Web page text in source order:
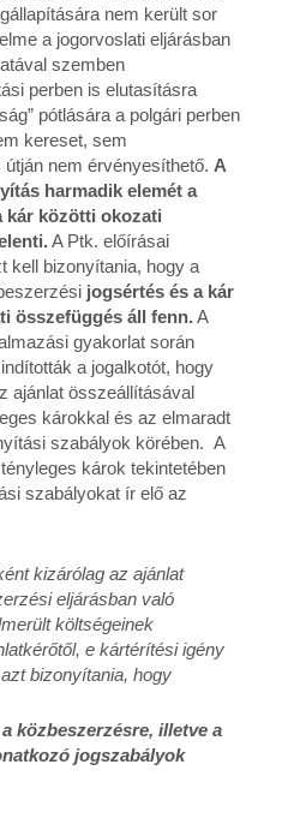
nem került sor
a jogorvoslati eljárásban
szemben
perben is elutasításra
pótlására a polgári perben
kereset, sem
nem érvényesíthető. A
harmadik elemét a
kár közötti okozati
A Ptk. előírásai
kell bizonyítania, hogy a
jogsértés és a kár
összefüggés áll fenn.A
gyakorlat során
a jogalkotót, hogy
ajánlat összeállításával
károkkal és az elmaradt
szabályok körében. A
károk tekintetében
szabályokat ír elő az
kizárólag az ajánlat
eljárásban való
költségeinek
e kártérítési igény
bizonyítania, hogy
közbeszerzésre, illetve a
jogszabályok